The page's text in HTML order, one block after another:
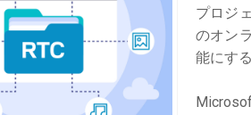
プロジ
のオン
能にす